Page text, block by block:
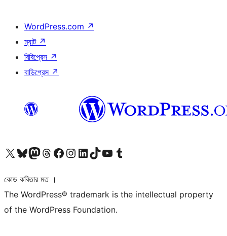
WordPress.com ↗
ম্যাট ↗
বিবিপ্রেস ↗
বাডিপ্রেস ↗
আমাদের X (আগের টুইটার) অ্যাকাউন্টে যানআমাদের Bluesky অ্যাকাউন্টটি দেখুনআমাদের মাস্টোডন অ্যাকাউন্টটি দেখুনআমাদের থ্রেডস অ্যাকাউন্টটি দেখুনআমাদের ফেসবুক পেজ দেখুনআমাদের ইন্সটাগ্রাম অ্যাকাউন্ট দেখুনআমাদের লিঙ্কডইন অ্যাকাউন্টে যানআমাদের TikTok অ্যাকাউন্টটি দেখুনআমাদের ইউটিউব চ্যানেলে যান আমাদের টাম্বলার অ্যাকাউন্ট দেখুন
কোড কবিতার মত ।
The WordPress® trademark is the intellectual property
of the WordPress Foundation.